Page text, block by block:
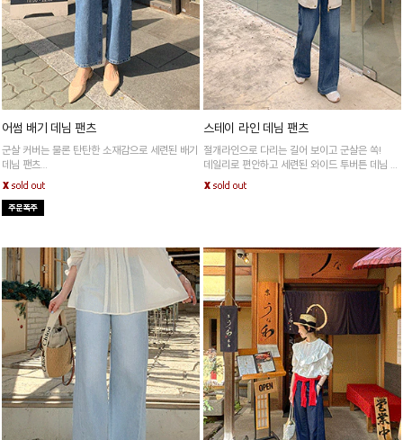
어썸 배기 데님 팬츠
군살 커버는 물론 탄탄한 소재감으로 세련된 배기
데님 팬츠
편안한 실루엣과 멋스러운 워싱감으로 어디에나
잘어울려요
스테이 라인 데님 팬츠
절개라인으로 다리는 길어 보이고 군살은 쏙!
데일리로 편안하고 세련된 와이드 투버튼 데님 팬